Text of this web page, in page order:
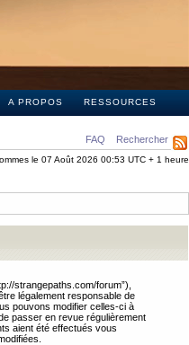
A PROPOS RESSOURCES
FAQ Rechercher
le 07 Août 2026 00:53 UTC + 1 heure
strangepaths.com/forum”),
légalement responsable de
pouvons modifier celles-ci à
passer en revue régulièrement
aient été effectués vous